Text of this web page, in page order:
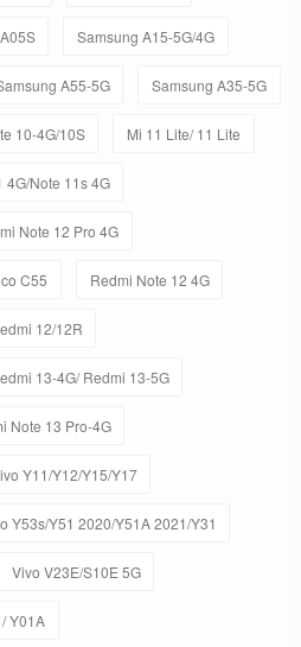
Samsung A15-5G/4G
A55-5G Samsung A35-5G
10-4G/10S Mi 11 Lite/ 11 Lite
4G/Note 11s 4G
Note 12 Pro 4G
C55 Redmi Note 12 4G
12/12R
13-4G/ Redmi 13-5G
Note 13 Pro-4G
Y11/Y12/Y15/Y17
Y53s/Y51 2020/Y51A 2021/Y31
Vivo V23E/S10E 5G
Y01A